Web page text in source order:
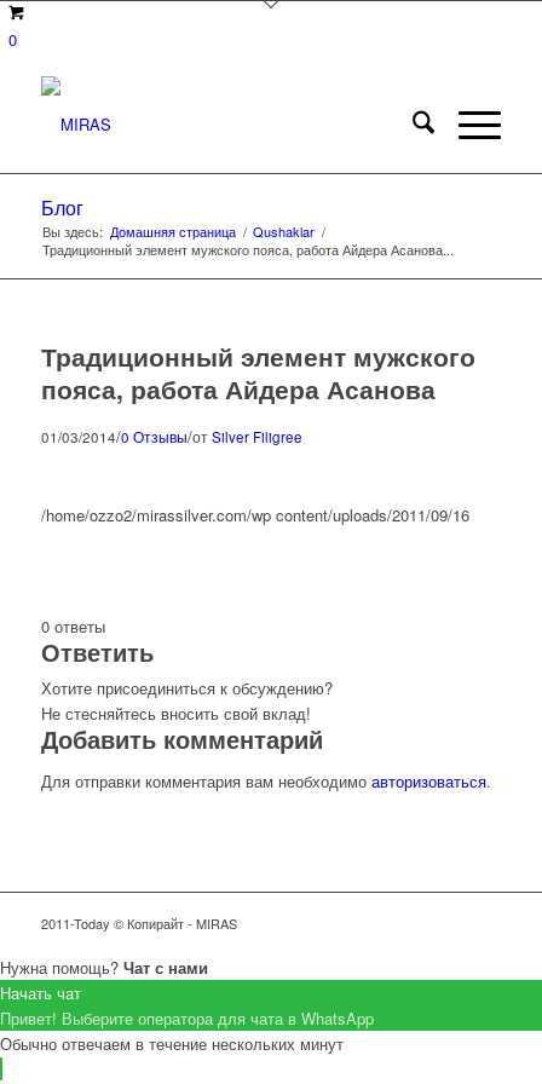
0
Блог
Вы здесь: Домашняя страница / Qushaklar /
Традиционный элемент мужского пояса, работа Айдера Асанова...
Традиционный элемент мужского
пояса, работа Айдера Асанова
01/03/2014/0 Отзывы/отSilver Filigree
/home/ozzo2/mirassilver.com/wp content/uploads/2011/09/16
0 ответы
Ответить
Хотите присоединиться к обсуждению?
Не стесняйтесь вносить свой вклад!
Добавить комментарий
Для отправки комментария вам необходимо авторизоваться.
2011-Today © Копирайт - MIRAS
Нужна помощь? Чат с нами
Начать чат
Привет! Выберите оператора для чата в WhatsApp
Обычно отвечаем в течение нескольких минут